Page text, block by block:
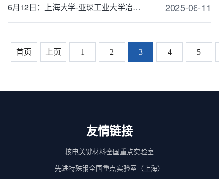
6月12日：上海大学-亚琛工业大学冶金论坛 2025-06-11
首页 上页 1 2 3 4 5
友情链接
核电关键材料全国重点实验室
先进特殊钢全国重点实验室（上海）